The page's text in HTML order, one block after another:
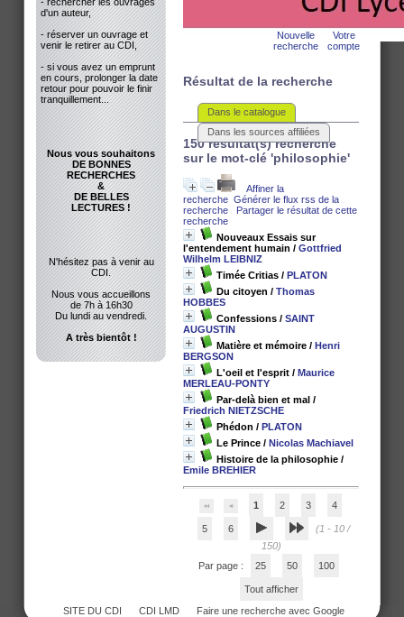
Nouvelle
recherche
Votre
compte
Résultat de la recherche
Dans le catalogue
Dans les sources affiliées
150 résultat(s) recherche
sur le mot-clé 'philosophie'
Affiner la
recherche Générer le flux rss de la
recherche
Partager le résultat de cette
recherche
Nouveaux Essais sur
l'entendement humain / Gottfried
Wilhelm LEIBNIZ
Timée Critias / PLATON
Du citoyen / Thomas
HOBBES
Confessions / SAINT
AUGUSTIN
Matière et mémoire / Henri
BERGSON
L'oeil et l'esprit / Maurice
MERLEAU-PONTY
Par-delà bien et mal /
Friedrich NIETZSCHE
Phédon / PLATON
Le Prince / Nicolas Machiavel
Histoire de la philosophie /
Emile BREHIER
1 2 3 4
5 6
(1 - 10 /
150)
Par page :
25 50 100
Tout afficher
SITE DU CDI
CDI LMD Faire une recherche avec Google
d'un auteur,
- réserver un ouvrage et
venir le retirer au CDI,
- si vous avez un emprunt
en cours, prolonger la date
retour pour pouvoir le finir
tranquillement...
Nous vous souhaitons
DE BONNES
RECHERCHES
&
DE BELLES
LECTURES !
N'hésitez pas à venir au
CDI.
Nous vous accueillons
de 7h à 16h30
Du lundi au vendredi.
A très bientôt !